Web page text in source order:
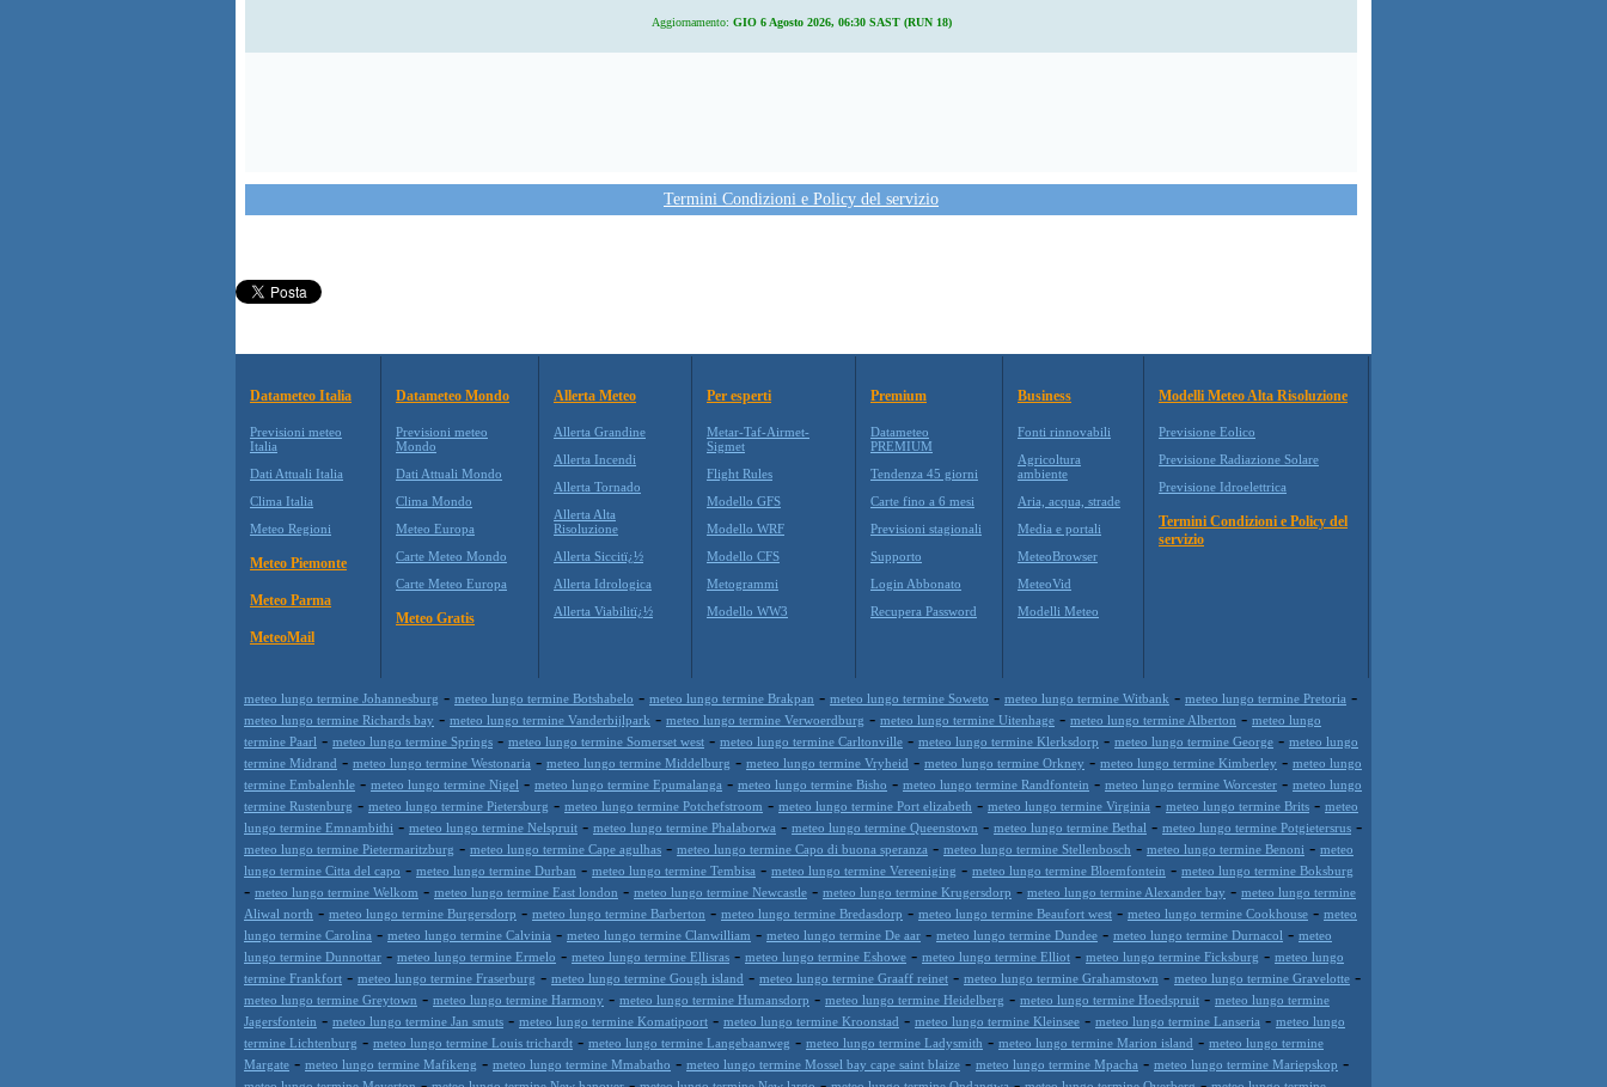
Aggiornamento: GIO 6 Agosto 2026, 06:30 SAST (RUN 18)
Termini Condizioni e Policy del servizio
Datameteo Italia
Previsioni meteo
Italia
Dati Attuali Italia
Clima Italia
Meteo Regioni
Meteo Piemonte
Meteo Parma
MeteoMail
Datameteo Mondo
Previsioni meteo
Mondo
Dati Attuali Mondo
Clima Mondo
Meteo Europa
Carte Meteo Mondo
Carte Meteo Europa
Meteo Gratis
Allerta Meteo
Allerta Grandine
Allerta Incendi
Allerta Tornado
Allerta Alta
Risoluzione
Allerta Siccitï¿½
Allerta Idrologica
Allerta Viabilitï¿½
Per esperti
Metar-Taf-Airmet-
Sigmet
Flight Rules
Modello GFS
Modello WRF
Modello CFS
Metogrammi
Modello WW3
Premium
Datameteo
PREMIUM
Tendenza 45 giorni
Carte fino a 6 mesi
Previsioni stagionali
Supporto
Login Abbonato
Recupera Password
Business
Fonti rinnovabili
Agricoltura
ambiente
Aria, acqua, strade
Media e portali
MeteoBrowser
MeteoVid
Modelli Meteo
Modelli Meteo Alta Risoluzione
Previsione Eolico
Previsione Radiazione Solare
Previsione Idroelettrica
Termini Condizioni e Policy del
servizio
meteo lungo termine Johannesburg - meteo lungo termine Botshabelo - meteo lungo termine Brakpan - meteo lungo termine Soweto - meteo lungo termine Witbank - meteo lungo termine Pretoria -
meteo lungo termine Richards bay - meteo lungo termine Vanderbijlpark - meteo lungo termine Verwoerdburg - meteo lungo termine Uitenhage - meteo lungo termine Alberton - meteo lungo
termine Paarl - meteo lungo termine Springs - meteo lungo termine Somerset west - meteo lungo termine Carltonville - meteo lungo termine Klerksdorp - meteo lungo termine George - meteo lungo
termine Midrand - meteo lungo termine Westonaria - meteo lungo termine Middelburg - meteo lungo termine Vryheid - meteo lungo termine Orkney - meteo lungo termine Kimberley - meteo lungo
termine Embalenhle - meteo lungo termine Nigel - meteo lungo termine Epumalanga - meteo lungo termine Bisho - meteo lungo termine Randfontein - meteo lungo termine Worcester - meteo lungo
termine Rustenburg - meteo lungo termine Pietersburg - meteo lungo termine Potchefstroom - meteo lungo termine Port elizabeth - meteo lungo termine Virginia - meteo lungo termine Brits - meteo
lungo termine Emnambithi - meteo lungo termine Nelspruit - meteo lungo termine Phalaborwa - meteo lungo termine Queenstown - meteo lungo termine Bethal - meteo lungo termine Potgietersrus -
meteo lungo termine Pietermaritzburg - meteo lungo termine Cape agulhas - meteo lungo termine Capo di buona speranza - meteo lungo termine Stellenbosch - meteo lungo termine Benoni - meteo
lungo termine Citta del capo - meteo lungo termine Durban - meteo lungo termine Tembisa - meteo lungo termine Vereeniging - meteo lungo termine Bloemfontein - meteo lungo termine Boksburg
- meteo lungo termine Welkom - meteo lungo termine East london - meteo lungo termine Newcastle - meteo lungo termine Krugersdorp - meteo lungo termine Alexander bay - meteo lungo termine
Aliwal north - meteo lungo termine Burgersdorp - meteo lungo termine Barberton - meteo lungo termine Bredasdorp - meteo lungo termine Beaufort west - meteo lungo termine Cookhouse - meteo
lungo termine Carolina - meteo lungo termine Calvinia - meteo lungo termine Clanwilliam - meteo lungo termine De aar - meteo lungo termine Dundee - meteo lungo termine Durnacol - meteo
lungo termine Dunnottar - meteo lungo termine Ermelo - meteo lungo termine Ellisras - meteo lungo termine Eshowe - meteo lungo termine Elliot - meteo lungo termine Ficksburg - meteo lungo
termine Frankfort - meteo lungo termine Fraserburg - meteo lungo termine Gough island - meteo lungo termine Graaff reinet - meteo lungo termine Grahamstown - meteo lungo termine Gravelotte -
meteo lungo termine Greytown - meteo lungo termine Harmony - meteo lungo termine Humansdorp - meteo lungo termine Heidelberg - meteo lungo termine Hoedspruit - meteo lungo termine
Jagersfontein - meteo lungo termine Jan smuts - meteo lungo termine Komatipoort - meteo lungo termine Kroonstad - meteo lungo termine Kleinsee - meteo lungo termine Lanseria - meteo lungo
termine Lichtenburg - meteo lungo termine Louis trichardt - meteo lungo termine Langebaanweg - meteo lungo termine Ladysmith - meteo lungo termine Marion island - meteo lungo termine
Margate - meteo lungo termine Mafikeng - meteo lungo termine Mmabatho - meteo lungo termine Mossel bay cape saint blaize - meteo lungo termine Mpacha - meteo lungo termine Mariepskop -